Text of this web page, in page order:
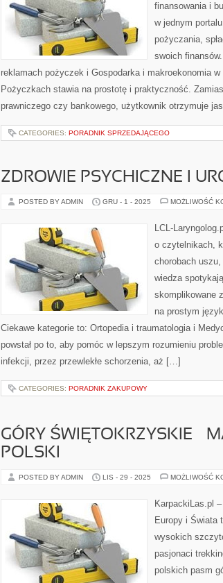
finansowania i
w jednym
pożyczania,
swoich
reklamach pożyczek i Gospodarka i makroekonomia
Pożyczkach stawia na prostotę i praktyczność.
prawniczego czy bankowego, użytkownik otrzymuje
CATEGORIES: PORADNIK SPRZEDAJĄCEGO
ZDROWIE PSYCHICZNE I
POSTED BY ADMIN GRU - 1 - 2025 MOŻLIWOŚĆ
LCL-
o czytelnikach,
chorobach uszu,
wiedza
skomplikowane
na prostym
Ciekawe kategorie to: Ortopedia i traumatologia i
powstał po to, aby pomóc w lepszym rozumieniu
infekcji, przez przewlekłe schorzenia, aż […]
CATEGORIES: PORADNIK ZAKUPOWY
GÓRY ŚWIĘTOKRZYSKIE –
POLSKI
POSTED BY ADMIN LIS - 29 - 2025 MOŻLIWOŚĆ
KarpackiLas.pl
Europy i Świata
wysokich
pasjonaci
polskich pasm